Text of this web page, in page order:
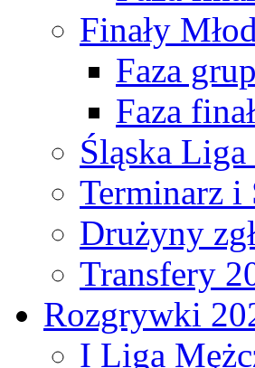
Finały
Faza
Faza
Śląska
Terminarz i
Drużyny
Transfery
Rozgrywki
I Liga